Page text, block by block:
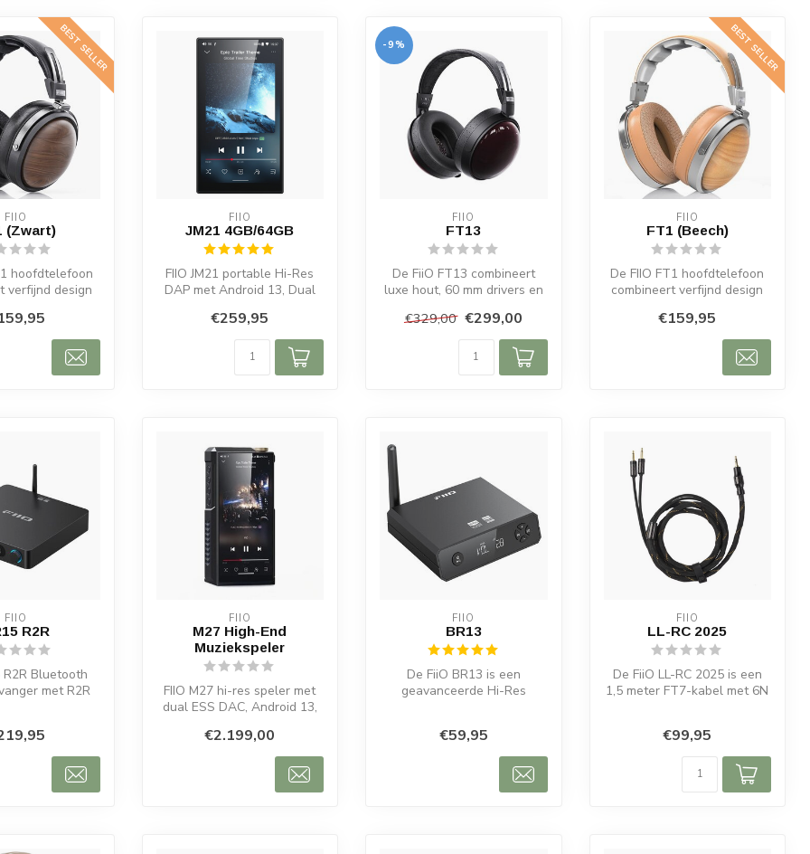
BEST SELLER
FIIO
(Zwart)
hoofdtelefoon
verfijnd design
FIIO
JM21 4GB/64GB
FIIO JM21 portable Hi-Res
DAP met Android 13, Dual
ontwerp...
€259,95
-9%
FIIO
FT13
De FiiO FT13 combineert
luxe hout, 60 mm drivers en
geslot...
€329,00 €299,00
BEST SELLER
FIIO
FT1 (Beech)
De FIIO FT1 hoofdtelefoon
combineert verfijnd design
prestaties...
€159,95
FIIO
R2R
R2R Bluetooth
met R2R
FIIO
M27 High-End
Muziekspeler
FIIO M27 hi-res speler met
dual ESS DAC, Android 13,
hoofdtelefoonuitg...
€2.199,00
FIIO
BR13
De FiiO BR13 is een
geavanceerde Hi-Res
€59,95
FIIO
LL-RC 2025
De FiiO LL-RC 2025 is een
1,5 meter FT7-kabel met 6N
€99,95